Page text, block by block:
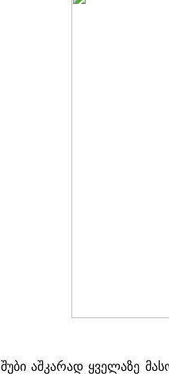
შუბი აშკარად ყველაზე